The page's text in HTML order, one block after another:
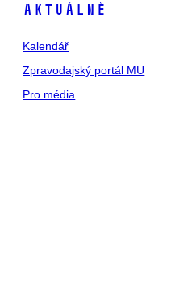
Aktuálně
Kalendář
Zpravodajský portál MU
Pro média